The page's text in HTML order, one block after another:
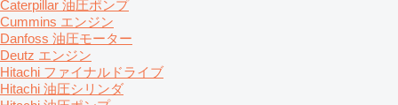
Caterpillar 油圧ポンプ
Cummins エンジン
Danfoss 油圧モーター
Deutz エンジン
Hitachi ファイナルドライブ
Hitachi 油圧シリンダ